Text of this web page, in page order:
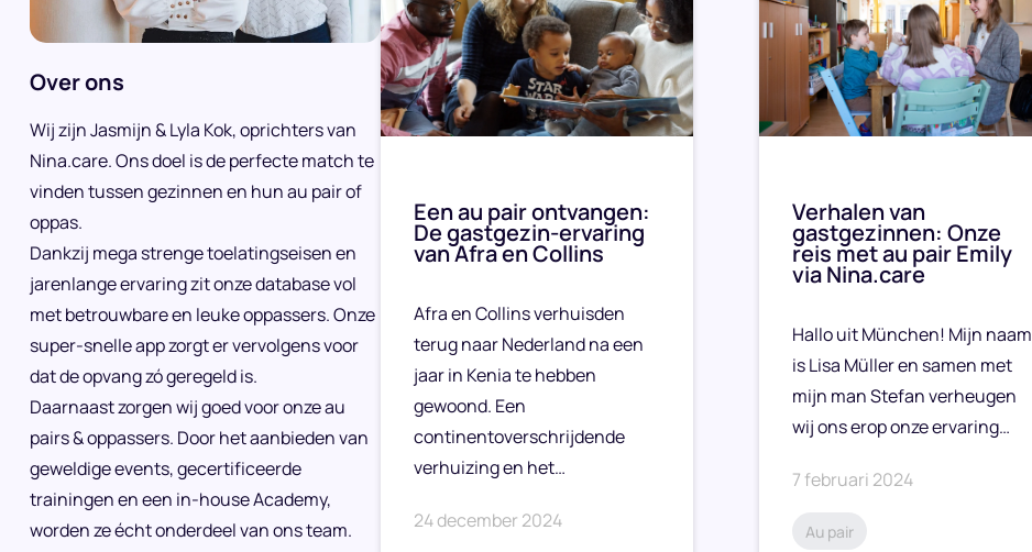
Over ons
Wij zijn Jasmijn & Lyla Kok, oprichters van
Nina.care. Ons doel is de perfecte match te
vinden tussen gezinnen en hun au pair of
oppas.
Dankzij mega strenge toelatingseisen en
jarenlange ervaring zit onze database vol
met betrouwbare en leuke oppassers. Onze
super-snelle app zorgt er vervolgens voor
dat de opvang zó geregeld is.
Daarnaast zorgen wij goed voor onze au
pairs & oppassers. Door het aanbieden van
geweldige events, gecertificeerde
trainingen en een in-house Academy,
worden ze écht onderdeel van ons team.
Een au pair ontvangen:
De gastgezin-ervaring
van Afra en Collins
Afra en Collins verhuisden
terug naar Nederland na een
jaar in Kenia te hebben
gewoond. Een
continentoverschrijdende
verhuizing en het…
24 december 2024
Verhalen van
gastgezinnen: Onze
reis met au pair Emily
via Nina.care
Hallo uit München! Mijn naam
is Lisa Müller en samen met
mijn man Stefan verheugen
wij ons erop onze ervaring…
7 februari 2024
Au pair